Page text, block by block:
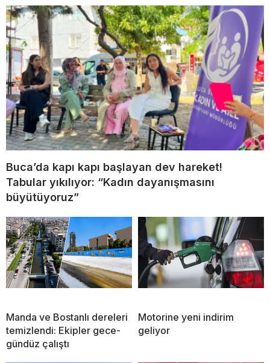
Buca’da kapı kapı başlayan dev hareket!
Tabular yıkılıyor: “Kadın dayanışmasını
büyütüyoruz”
Manda ve Bostanlı dereleri
temizlendi: Ekipler gece-
gündüz çalıştı
Motorine yeni indirim
geliyor